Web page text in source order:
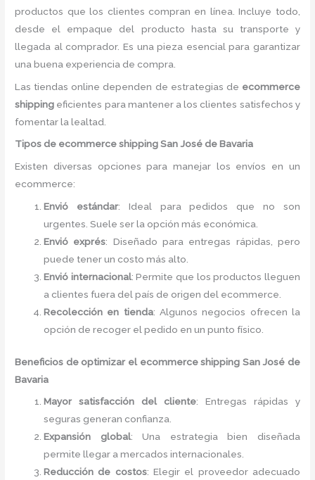
productos que los clientes compran en línea. Incluye todo,
desde el empaque del producto hasta su transporte y
llegada al comprador. Es una pieza esencial para garantizar
una buena experiencia de compra.
Las tiendas online dependen de estrategias de ecommerce
shipping eficientes para mantener a los clientes satisfechos y
fomentar la lealtad.
Tipos de ecommerce shipping San José de Bavaria
Existen diversas opciones para manejar los envíos en un
ecommerce:
Envió estándar: Ideal para pedidos que no son
urgentes. Suele ser la opción más económica.
Envió exprés: Diseñado para entregas rápidas, pero
puede tener un costo más alto.
Envió internacional: Permite que los productos lleguen
a clientes fuera del país de origen del ecommerce.
Recolección en tienda: Algunos negocios ofrecen la
opción de recoger el pedido en un punto físico.
Beneficios de optimizar el ecommerce shipping San José de
Bavaria
Mayor satisfacción del cliente: Entregas rápidas y
seguras generan confianza.
Expansión global: Una estrategia bien diseñada
permite llegar a mercados internacionales.
Reducción de costos: Elegir el proveedor adecuado